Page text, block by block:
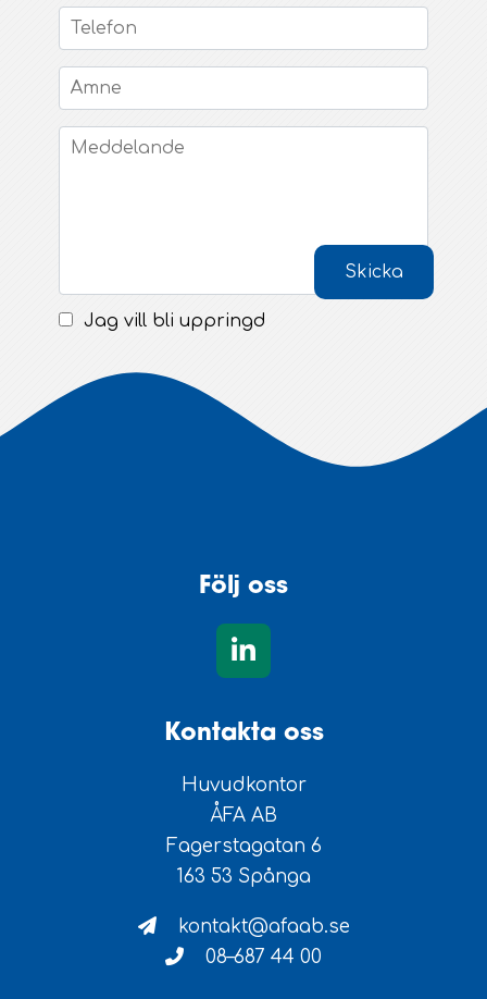
Skicka
Jag vill bli uppringd
Följ oss
Kontakta oss
Huvudkontor
ÅFA AB
Fagerstagatan 6
163 53 Spånga
kontakt@afaab.se
08–687 44 00